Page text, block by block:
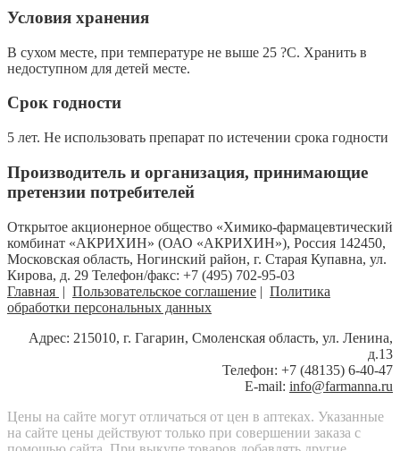
Условия хранения
В сухом месте, при температуре не выше 25 ?С. Хранить в
недоступном для детей месте.
Срок годности
5 лет. Не использовать препарат по истечении срока годности
Производитель и организация, принимающие
претензии потребителей
Открытое акционерное общество «Химико-фармацевтический
комбинат «АКРИХИН» (ОАО «АКРИХИН»), Россия 142450,
Московская область, Ногинский район, г. Старая Купавна, ул.
Кирова, д. 29 Телефон/факс: +7 (495) 702-95-03
Главная | Пользовательское соглашение | Политика
обработки персональных данных
Адрес: 215010, г. Гагарин, Смоленская область, ул. Ленина,
д.13
Телефон: +7 (48135) 6-40-47
E-mail: info@farmanna.ru
Цены на сайте могут отличаться от цен в аптеках. Указанные
на сайте цены действуют только при совершении заказа с